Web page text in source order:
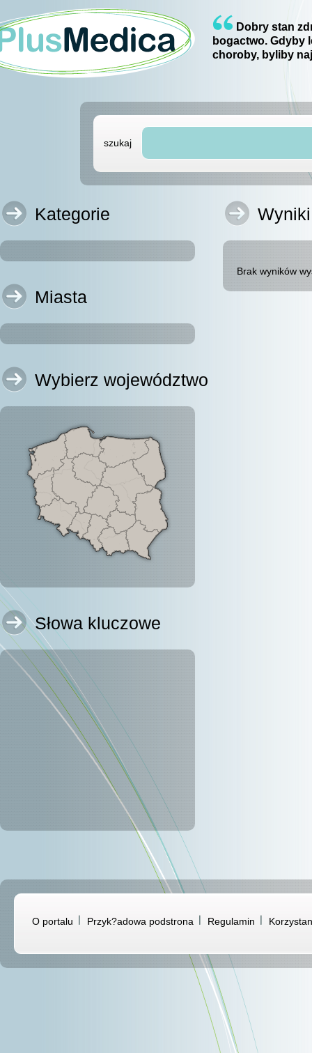
Dobry stan
bogactwo. Gdyby
choroby, byliby
szukaj
Kategorie
Miasta
Wybierz województwo
Słowa kluczowe
Brak wyników
O portalu Przyk?adowa podstrona Regulamin